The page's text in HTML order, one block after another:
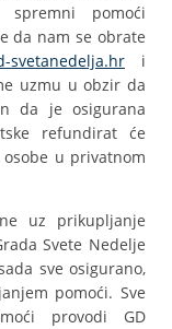
spremni pomoći
da nam se obrate
svetanedelja.hr i
uzmu u obzir da
da je osigurana
refundirat će
u privatnom
uz prikupljanje
Svete Nedelje
sve osigurano,
pomoći. Sve
provodi GD